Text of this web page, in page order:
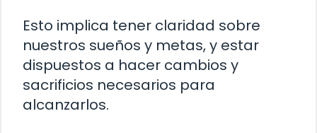
Esto implica tener claridad sobre
nuestros sueños y metas, y estar
dispuestos a hacer cambios y
sacrificios necesarios para
alcanzarlos.